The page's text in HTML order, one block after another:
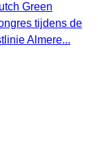
Green
tijdens de
Almere...